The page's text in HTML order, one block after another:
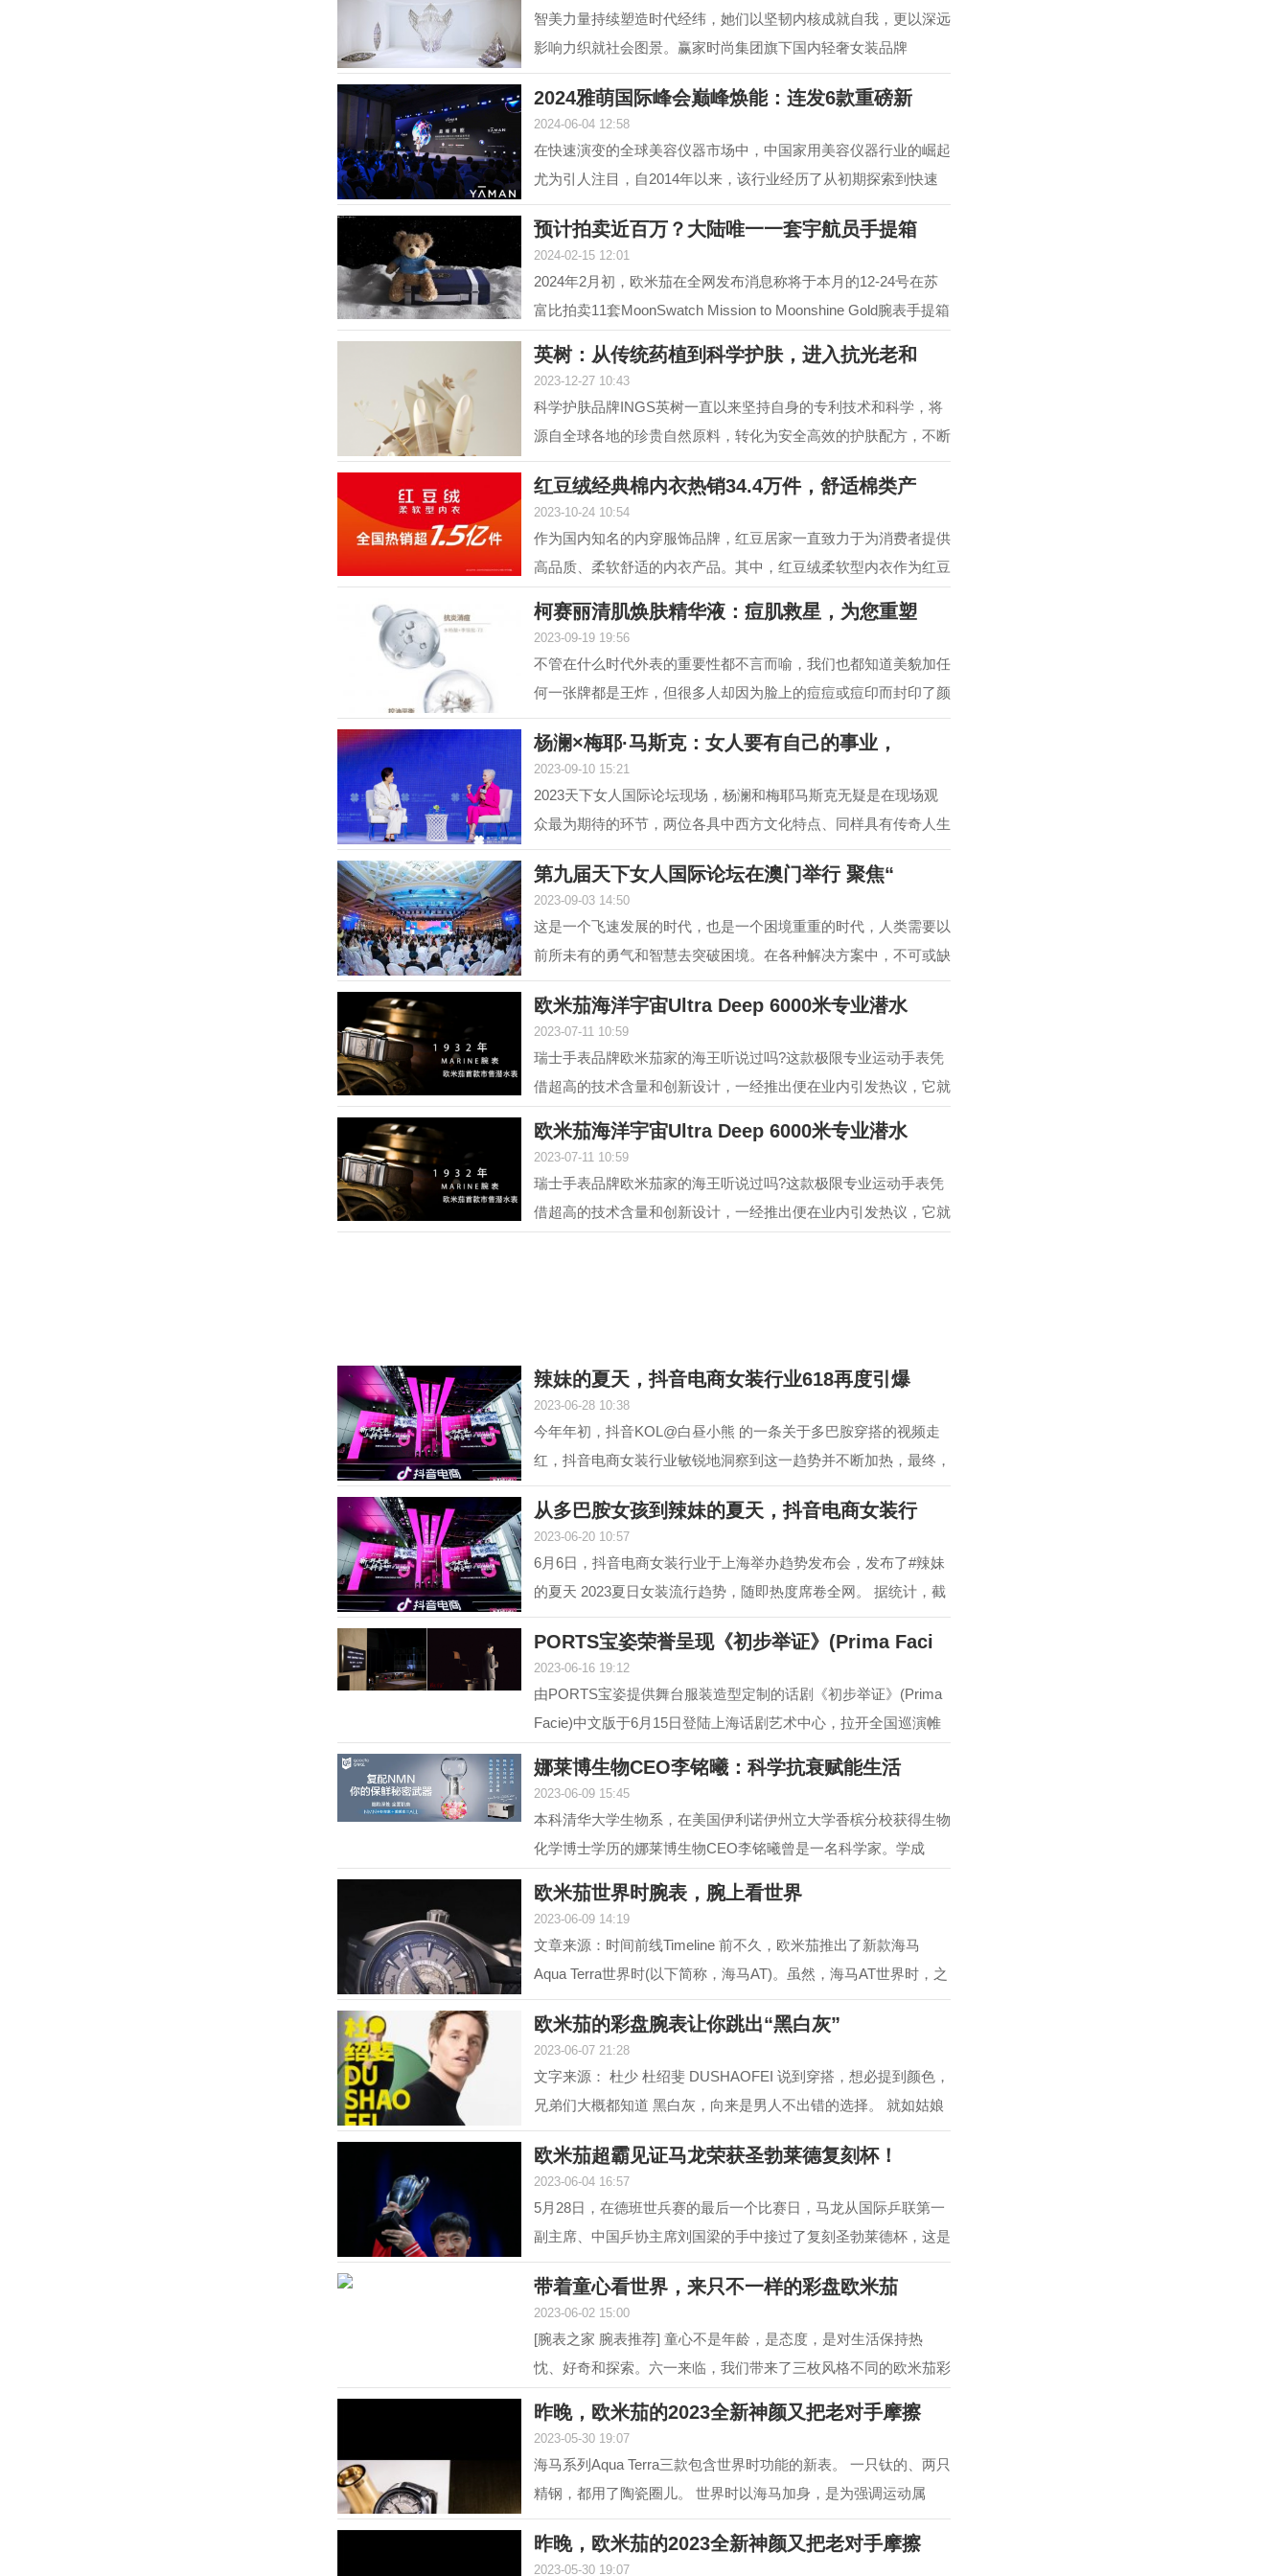
智美力量持续塑造时代经纬，她们以坚韧内核成就自我，更以深远
影响力织就社会图景。赢家时尚集团旗下国内轻奢女装品牌
NEXY.CO（奈蔻）...
2024雅萌国际峰会巅峰焕能：连发6款重磅新
2024-06-04 12:58
在快速演变的全球美容仪器市场中，中国家用美容仪器行业的崛起
尤为引人注目，自2014年以来，该行业经历了从初期探索到快速
增长的转变，...
预计拍卖近百万？大陆唯一一套宇航员手提箱
2024-02-15 12:01
2024年2月初，欧米茄在全网发布消息称将于本月的12-24号在苏
富比拍卖11套MoonSwatch Mission to Moonshine Gold腕表手提箱
英树：从传统药植到科学护肤，进入抗光老和
2023-12-27 10:43
科学护肤品牌INGS英树一直以来坚持自身的专利技术和科学，将
源自全球各地的珍贵自然原料，转化为安全高效的护肤配方，不断
解锁肌肤自身...
红豆绒经典棉内衣热销34.4万件，舒适棉类产
2023-10-24 10:54
作为国内知名的内穿服饰品牌，红豆居家一直致力于为消费者提供
高品质、柔软舒适的内衣产品。其中，红豆绒柔软型内衣作为红豆
柯赛丽清肌焕肤精华液：痘肌救星，为您重塑
2023-09-19 19:56
不管在什么时代外表的重要性都不言而喻，我们也都知道美貌加任
何一张牌都是王炸，但很多人却因为脸上的痘痘或痘印而封印了颜
值，在变美...
杨澜×梅耶·马斯克：女人要有自己的事业，
2023-09-10 15:21
2023天下女人国际论坛现场，杨澜和梅耶马斯克无疑是在现场观
众最为期待的环节，两位各具中西方文化特点、同样具有传奇人生
的优秀女性，...
第九届天下女人国际论坛在澳门举行 聚焦“
2023-09-03 14:50
这是一个飞速发展的时代，也是一个困境重重的时代，人类需要以
前所未有的勇气和智慧去突破困境。在各种解决方案中，不可或缺
的组成部分...
欧米茄海洋宇宙Ultra Deep 6000米专业潜水
2023-07-11 10:59
瑞士手表品牌欧米茄家的海王听说过吗?这款极限专业运动手表凭
借超高的技术含量和创新设计，一经推出便在业内引发热议，它就
欧米茄海洋宇宙Ultra Deep 6000米专业潜水
2023-07-11 10:59
瑞士手表品牌欧米茄家的海王听说过吗?这款极限专业运动手表凭
借超高的技术含量和创新设计，一经推出便在业内引发热议，它就
辣妹的夏天，抖音电商女装行业618再度引爆
2023-06-28 10:38
今年年初，抖音KOL@白昼小熊 的一条关于多巴胺穿搭的视频走
红，抖音电商女装行业敏锐地洞察到这一趋势并不断加热，最终，
#多巴胺女孩 ...
从多巴胺女孩到辣妹的夏天，抖音电商女装行
2023-06-20 10:57
6月6日，抖音电商女装行业于上海举办趋势发布会，发布了#辣妹
的夏天 2023夏日女装流行趋势，随即热度席卷全网。 据统计，截
至目前，#辣...
PORTS宝姿荣誉呈现《初步举证》(Prima Faci
2023-06-16 19:12
由PORTS宝姿提供舞台服装造型定制的话剧《初步举证》(Prima
Facie)中文版于6月15日登陆上海话剧艺术中心，拉开全国巡演帷
娜莱博生物CEO李铭曦：科学抗衰赋能生活
2023-06-09 15:45
本科清华大学生物系，在美国伊利诺伊州立大学香槟分校获得生物
化学博士学历的娜莱博生物CEO李铭曦曾是一名科学家。学成
欧米茄世界时腕表，腕上看世界
2023-06-09 14:19
文章来源：时间前线Timeline 前不久，欧米茄推出了新款海马
Aqua Terra世界时(以下简称，海马AT)。虽然，海马AT世界时，之
前在2017年就...
欧米茄的彩盘腕表让你跳出“黑白灰”
2023-06-07 21:28
文字来源： 杜少 杜绍斐 DUSHAOFEI 说到穿搭，想必提到颜色，
兄弟们大概都知道 黑白灰，向来是男人不出错的选择。 就如姑娘
往往形容一...
欧米茄超霸见证马龙荣获圣勃莱德复刻杯！
2023-06-04 16:57
5月28日，在德班世兵赛的最后一个比赛日，马龙从国际乒联第一
副主席、中国乒协主席刘国梁的手中接过了复刻圣勃莱德杯，这是
对他从2015...
带着童心看世界，来只不一样的彩盘欧米茄
2023-06-02 15:00
[腕表之家 腕表推荐] 童心不是年龄，是态度，是对生活保持热
忱、好奇和探索。六一来临，我们带来了三枚风格不同的欧米茄彩
昨晚，欧米茄的2023全新神颜又把老对手摩擦
2023-05-30 19:07
海马系列Aqua Terra三款包含世界时功能的新表。 一只钛的、两只
精钢，都用了陶瓷圈儿。 世界时以海马加身，是为强调运动属
性。约定俗成...
昨晚，欧米茄的2023全新神颜又把老对手摩擦
2023-05-30 19:07